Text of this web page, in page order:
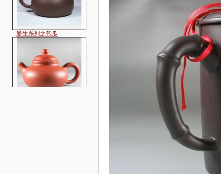
曼生系列之匏瓜
容天-铁观音小品